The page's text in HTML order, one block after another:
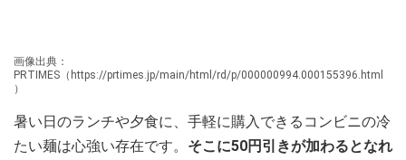
画像出典：
PRTIMES（https://prtimes.jp/main/html/rd/p/000000994.000155396.html
）
暑い日のランチや夕食に、手軽に購入できるコンビニの冷
たい麺は心強い存在です。 そこに50円引きが加わるとなれ